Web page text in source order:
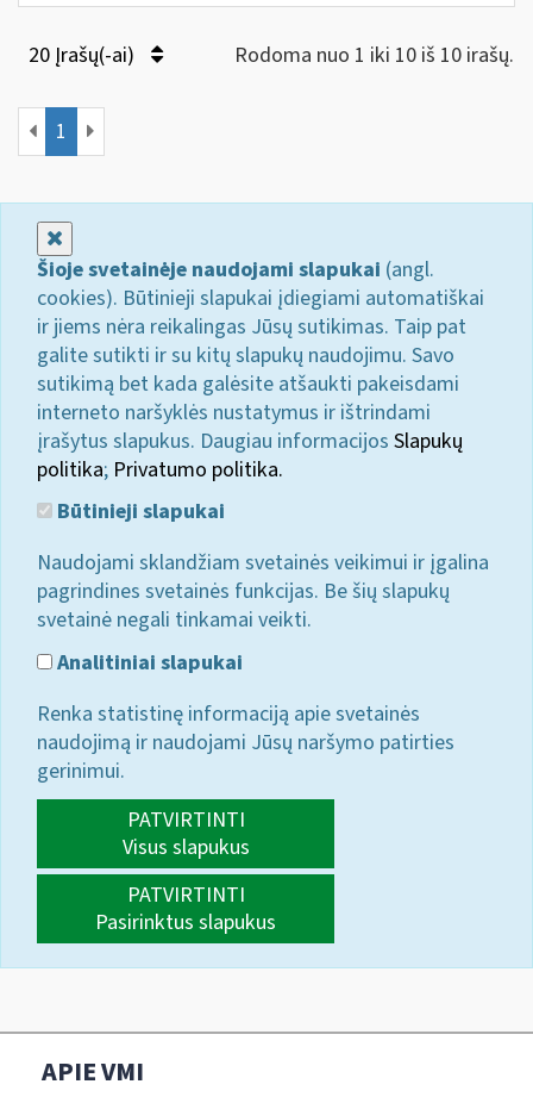
20 Įrašų(-ai) Rodoma nuo 1 iki 10 iš 10 irašų.
1
Šioje svetainėje naudojami slapukai (angl.
cookies). Būtinieji slapukai įdiegiami automatiškai
ir jiems nėra reikalingas Jūsų sutikimas. Taip pat
galite sutikti ir su kitų slapukų naudojimu. Savo
sutikimą bet kada galėsite atšaukti pakeisdami
interneto naršyklės nustatymus ir ištrindami
įrašytus slapukus. Daugiau informacijos Slapukų
politika; Privatumo politika.
Būtinieji slapukai
Naudojami sklandžiam svetainės veikimui ir įgalina
pagrindines svetainės funkcijas. Be šių slapukų
svetainė negali tinkamai veikti.
Analitiniai slapukai
Renka statistinę informaciją apie svetainės
naudojimą ir naudojami Jūsų naršymo patirties
gerinimui.
PATVIRTINTI
Visus slapukus
PATVIRTINTI
Pasirinktus slapukus
APIE VMI